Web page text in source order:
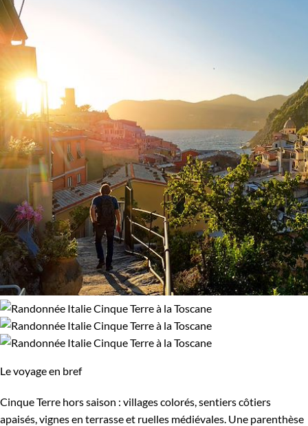
Le voyage en bref
Cinque Terre hors saison : villages colorés, sentiers côtiers
apaisés, vignes en terrasse et ruelles médiévales. Une parenthèse